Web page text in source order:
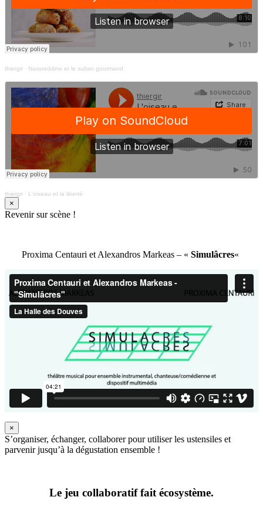
thiergir · Nassreddine et le sultan gourmand
thiergir · L'oiseau et la liberté
×
Revenir sur scène !
Proxima Centauri et Alexandros Markeas – « Simulâcres«
×
S’organiser, échanger, collaborer pour utiliser les ustensiles et
parvenir jusqu’à la dégustation ensemble !
Le jeu collaboratif fait écosystème.